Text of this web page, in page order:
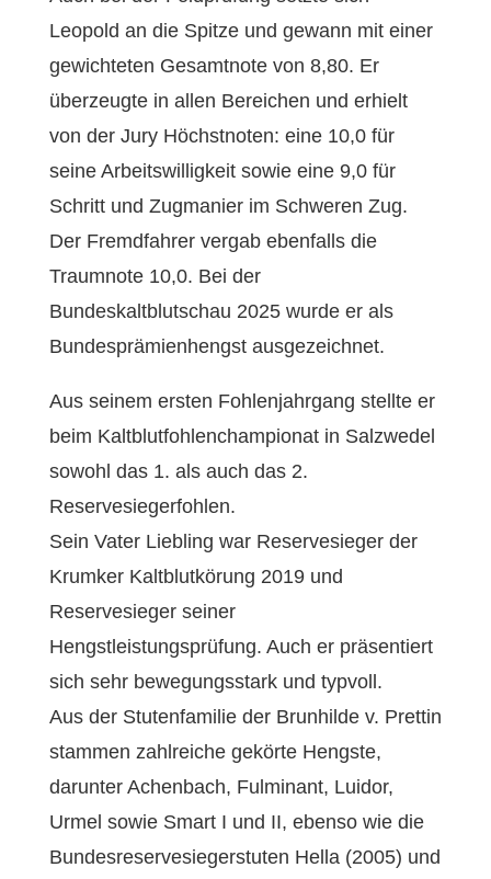
Leopold an die Spitze und gewann mit einer
gewichteten Gesamtnote von 8,80. Er
überzeugte in allen Bereichen und erhielt
von der Jury Höchstnoten: eine 10,0 für
seine Arbeitswilligkeit sowie eine 9,0 für
Schritt und Zugmanier im Schweren Zug.
Der Fremdfahrer vergab ebenfalls die
Traumnote 10,0. Bei der
Bundeskaltblutschau 2025 wurde er als
Bundesprämienhengst ausgezeichnet.
Aus seinem ersten Fohlenjahrgang stellte er
beim Kaltblutfohlenchampionat in Salzwedel
sowohl das 1. als auch das 2.
Reservesiegerfohlen.
Sein Vater Liebling war Reservesieger der
Krumker Kaltblutkörung 2019 und
Reservesieger seiner
Hengstleistungsprüfung. Auch er präsentiert
sich sehr bewegungsstark und typvoll.
Aus der Stutenfamilie der Brunhilde v. Prettin
stammen zahlreiche gekörte Hengste,
darunter Achenbach, Fulminant, Luidor,
Urmel sowie Smart I und II, ebenso wie die
Bundesreservesiegerstuten Hella (2005) und